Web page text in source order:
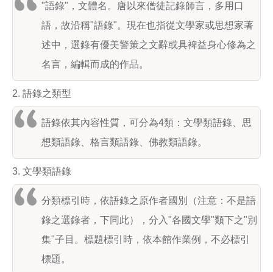
"語錄"，文體名。唐以來僧徒記錄師言，多用口
語，故沿稱"語錄"。現在也指從文學家或思想家著
述中，選錄有優美警策之文辭或具裨益身心修為之
名言，編輯而成的作品。
2. 語錄之類型
語錄依其內容性質，可分為4類：文學類語錄、思
想類語錄、格言類語錄、佛教類語錄。
3. 文學類語錄
分類標引時，依語錄之原作者國別（注意：不是語
錄之選錄者，下同此），分入"各國文學"類下之"別
集"子目。標題標引時，依本館作業例，不必標引
標題。